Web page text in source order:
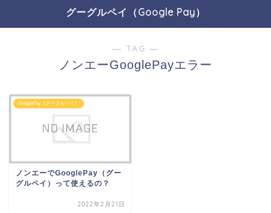
グーグルペイ（Google Pay）
― TAG ―
ノンエーGooglePayエラー
GooglePay（グーグルペイ）
ノンエーでGooglePay（グー
グルペイ）って使えるの？
2022年2月21日